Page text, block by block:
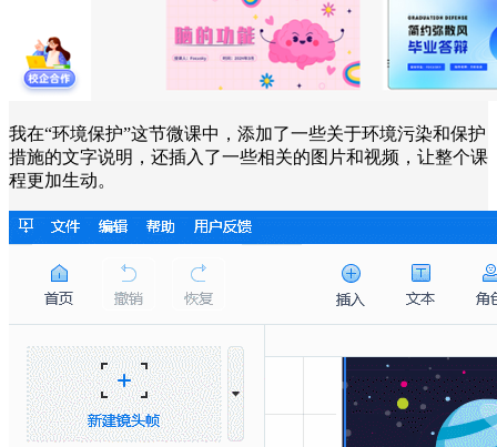
我在“环境保护”这节微课中，添加了一些关于环境污染和保护
措施的文字说明，还插入了一些相关的图片和视频，让整个课
程更加生动。